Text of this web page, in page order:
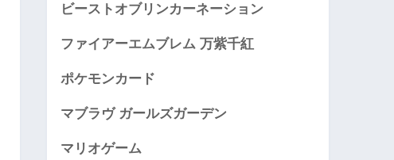
ビーストオブリンカーネーション
ファイアーエムブレム 万紫千紅
ポケモンカード
マブラヴ ガールズガーデン
マリオゲーム